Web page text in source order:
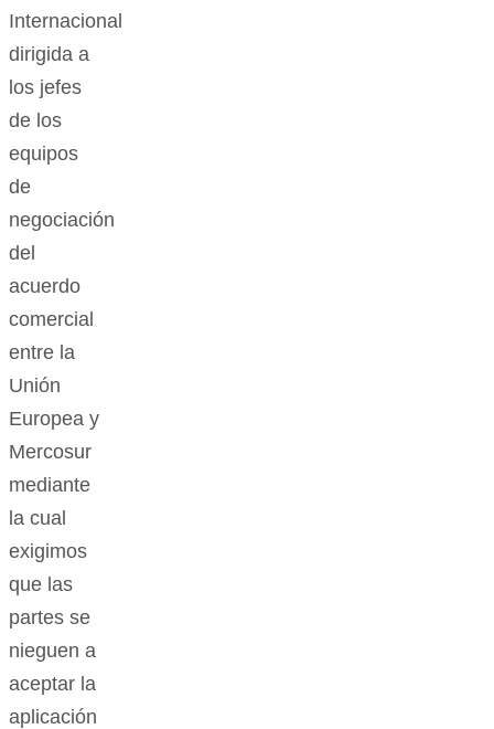
Internacional
dirigida a
los jefes
de los
equipos
de
negociación
del
acuerdo
comercial
entre la
Unión
Europea y
Mercosur
mediante
la cual
exigimos
que las
partes se
nieguen a
aceptar la
aplicación